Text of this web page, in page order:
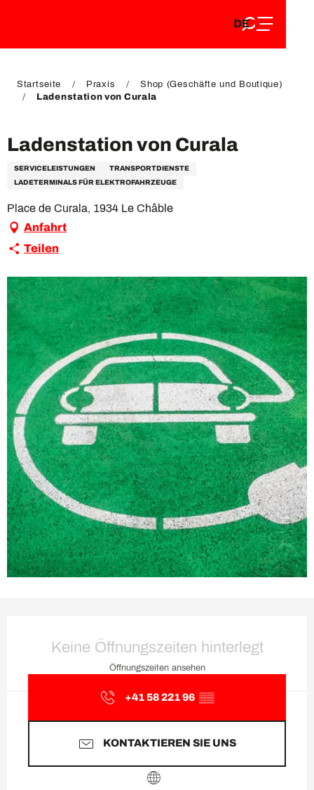
EN
DE
FR
Startseite Praxis
Shop (Geschäfte und Boutique)
Ladenstation von Curala
Ladenstation von Curala
SERVICELEISTUNGEN
TRANSPORTDIENSTE
LADETERMINALS FÜR ELEKTROFAHRZEUGE
Place de Curala, 1934 Le Châble
Anfahrt
Teilen
Keine Öffnungszeiten hinterlegt
Öffnungszeiten ansehen
+41 58 221 96 ▒▒
KONTAKTIEREN SIE UNS